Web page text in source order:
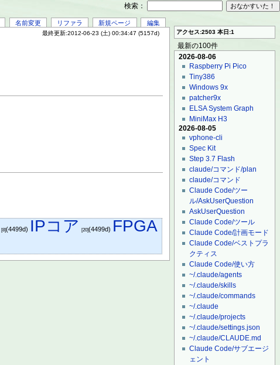
名前変更 リファラ 新規ページ 編集
最終更新:2012-06-23 (土) 00:34:47 (5157d)
[8](4499d) IPコア [20](4499d) FPGA
アクセス:2503 本日:1
最新の100件
2026-08-06
Raspberry Pi Pico
Tiny386
Windows 9x
patcher9x
ELSA System Graph
MiniMax H3
2026-08-05
vphone-cli
Spec Kit
Step 3.7 Flash
claude/コマンド/plan
claude/コマンド
Claude Code/ツー
ル/AskUserQuestion
AskUserQuestion
Claude Code/ツール
Claude Code/計画モード
Claude Code/ベストプラ
クティス
Claude Code/使い方
~/.claude/agents
~/.claude/skills
~/.claude/commands
~/.claude
~/.claude/projects
~/.claude/settings.json
~/.claude/CLAUDE.md
Claude Code/サブエージ
ェント
検索：